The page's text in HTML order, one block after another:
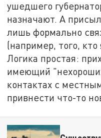
ушедшего
назначают. А
лишь формально
(например, того,
Логика простая:
имеющий
контактах с
привнести что-то